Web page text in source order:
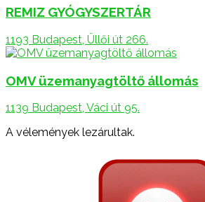
REMIZ GYÓGYSZERTÁR
1193 Budapest, Üllői út 266.
OMV üzemanyagtöltő állomás
1139 Budapest, Váci út 95.
A vélemények lezárultak.